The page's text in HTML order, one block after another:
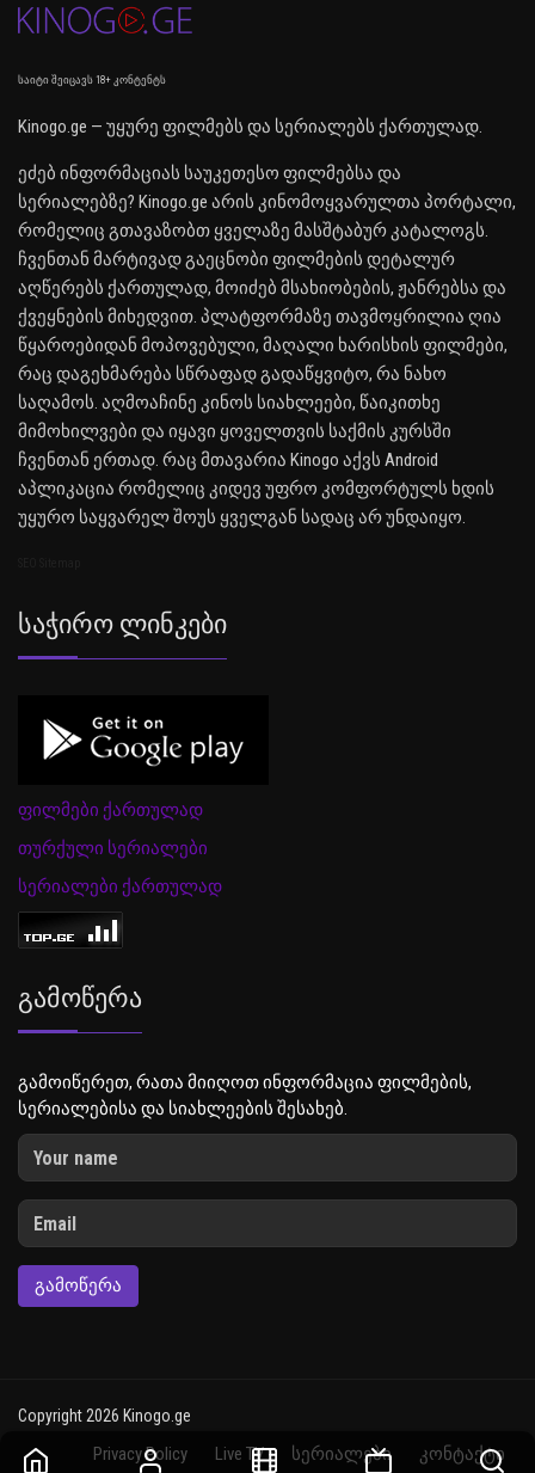
საიტი შეიცავს 18+ კონტენტს
Kinogo.ge — უყურე ფილმებს და სერიალებს ქართულად.
ეძებ ინფორმაციას საუკეთესო ფილმებსა და
სერიალებზე? Kinogo.ge არის კინომოყვარულთა პორტალი,
რომელიც გთავაზობთ ყველაზე მასშტაბურ კატალოგს.
ჩვენთან მარტივად გაეცნობი ფილმების დეტალურ
აღწერებს ქართულად, მოიძებ მსახიობების, ჟანრებსა და
ქვეყნების მიხედვით. პლატფორმაზე თავმოყრილია ღია
წყაროებიდან მოპოვებული, მაღალი ხარისხის ფილმები,
რაც დაგეხმარება სწრაფად გადაწყვიტო, რა ნახო
საღამოს. აღმოაჩინე კინოს სიახლეები, წაიკითხე
მიმოხილვები და იყავი ყოველთვის საქმის კურსში
ჩვენთან ერთად. რაც მთავარია Kinogo აქვს Android
აპლიკაცია რომელიც კიდევ უფრო კომფორტულს ხდის
უყურო საყვარელ შოუს ყველგან სადაც არ უნდაიყო.
Საჭირო Ლინკები
ფილმები ქართულად
თურქული სერიალები
სერიალები ქართულად
Გამოწერა
გამოიწერეთ, რათა მიიღოთ ინფორმაცია ფილმების,
სერიალებისა და სიახლეების შესახებ.
ᲒᲐᲛᲝᲬᲔᲠᲐ
Copyright 2026 Kinogo.ge
Privacy Policy Live TV სერიალები კონტაქტი